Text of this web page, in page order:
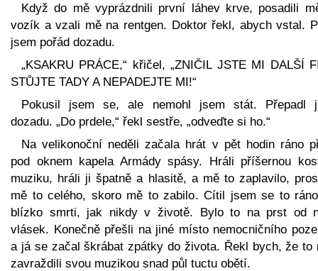
Když do mě vyprázdnili první láhev krve, posadili
vozík a vzali mě na rentgen. Doktor řekl, abych vstal.
jsem pořád dozadu.
„KSAKRU PRÁCE,“ křičel, „ZNIČIL JSTE MI DALŠÍ
STŮJTE TADY A NEPADEJTE MI!“
Pokusil jsem se, ale nemohl jsem stát. Přepadl
dozadu. „Do prdele,“ řekl sestře, „odveďte si ho.“
Na velikonoční neděli začala hrát v pět hodin ráno
pod oknem kapela Armády spásy. Hráli příšernou
muziku, hráli ji špatně a hlasitě, a mě to zaplavilo,
mě to celého, skoro mě to zabilo. Cítil jsem se to
blízko smrti, jak nikdy v životě. Bylo to na prst od
vlásek. Konečně přešli na jiné místo nemocničního
a já se začal škrábat zpátky do života. Řekl bych, že to
zavraždili svou muzikou snad půl tuctu obětí.